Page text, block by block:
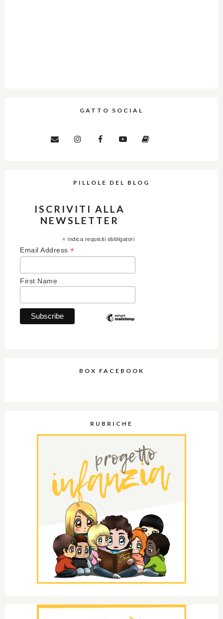
GATTO SOCIAL
PILLOLE DEL BLOG
ISCRIVITI ALLA
NEWSLETTER
* indica requisiti obbligatori
Email Address *
First Name
BOX FACEBOOK
RUBRICHE